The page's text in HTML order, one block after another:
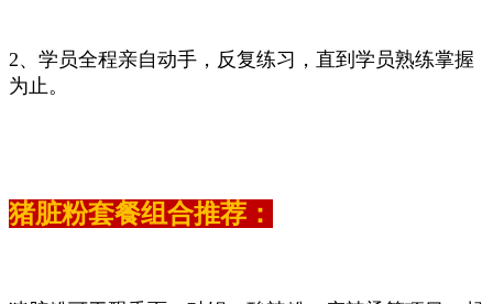
2、学员全程亲自动手，反复练习，直到学员熟练掌握
为止。
猪脏粉套餐组合推荐：